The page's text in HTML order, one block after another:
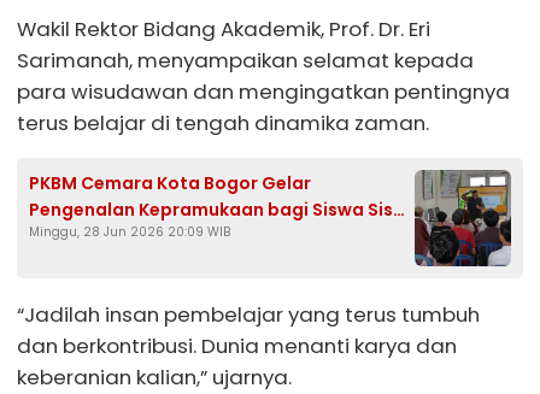
Wakil Rektor Bidang Akademik, Prof. Dr. Eri
Sarimanah, menyampaikan selamat kepada
para wisudawan dan mengingatkan pentingnya
terus belajar di tengah dinamika zaman.
PKBM Cemara Kota Bogor Gelar
Pengenalan Kepramukaan bagi Siswa Siswi
Baru
Minggu, 28 Jun 2026 20:09 WIB
“Jadilah insan pembelajar yang terus tumbuh
dan berkontribusi. Dunia menanti karya dan
keberanian kalian,” ujarnya.